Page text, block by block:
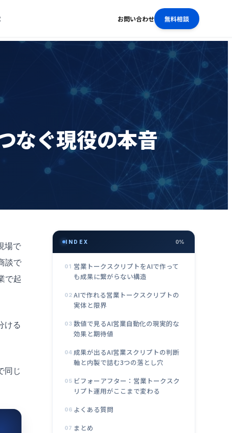
お問い合わせ 無料相談
なぐ現役の本音
場で
談で
で起
ける
同じ
INDEX 0%
01 営業トークスクリプトをAIで作って
も成果に繋がらない構造
02 AIで作れる営業トークスクリプトの
実体と限界
03 数値で見るAI営業自動化の現実的な
効果と期待値
04 成果が出るAI営業スクリプトの判断
軸と内製で詰む3つの落とし穴
05 ビフォーアフター：営業トークスク
リプト運用がここまで変わる
06 よくある質問
07 まとめ